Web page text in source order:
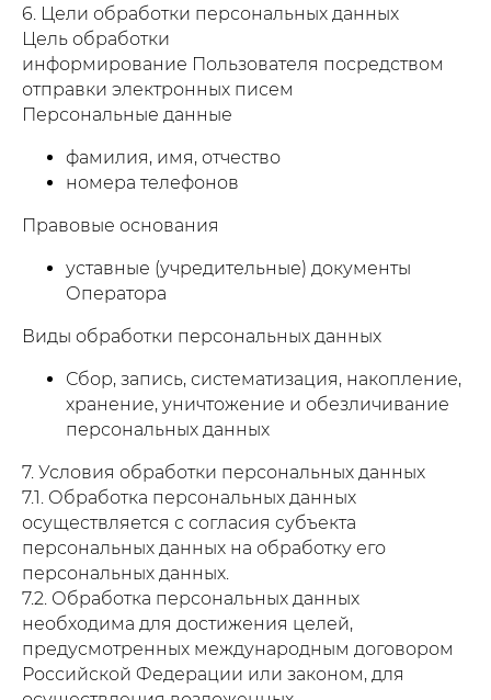
6. Цели обработки персональных данных
Цель обработки
информирование Пользователя посредством
отправки электронных писем
Персональные данные
фамилия, имя, отчество
номера телефонов
Правовые основания
уставные (учредительные) документы
Оператора
Виды обработки персональных данных
Сбор, запись, систематизация, накопление,
хранение, уничтожение и обезличивание
персональных данных
7. Условия обработки персональных данных
7.1. Обработка персональных данных
осуществляется с согласия субъекта
персональных данных на обработку его
персональных данных.
7.2. Обработка персональных данных
необходима для достижения целей,
предусмотренных международным договором
Российской Федерации или законом, для